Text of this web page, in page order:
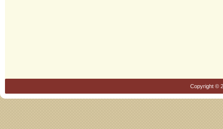
Copyright ©